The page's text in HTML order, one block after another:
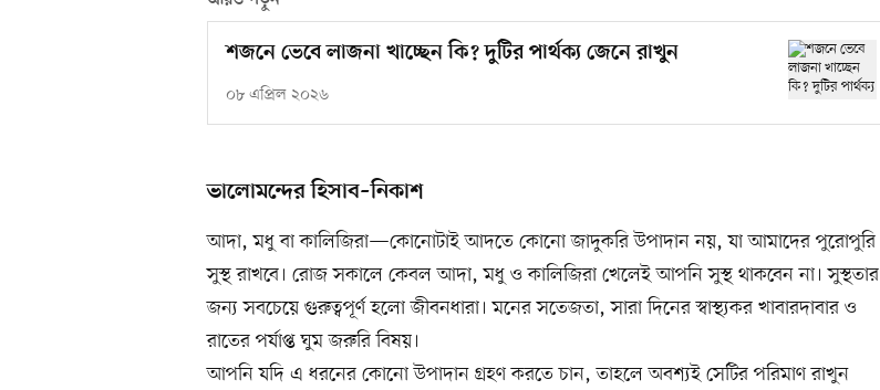
শজনে ভেবে লাজনা খাচ্ছেন কি? দুটির পার্থক্য জেনে রাখুন
০৮ এপ্রিল ২০২৬
ভালোমন্দের হিসাব–নিকাশ
আদা, মধু বা কালিজিরা—কোনোটাই আদতে কোনো জাদুকরি উপাদান নয়, যা আমাদের পুরোপুরি
সুস্থ রাখবে। রোজ সকালে কেবল আদা, মধু ও কালিজিরা খেলেই আপনি সুস্থ থাকবেন না। সুস্থতার
জন্য সবচেয়ে গুরুত্বপূর্ণ হলো জীবনধারা। মনের সতেজতা, সারা দিনের স্বাস্থ্যকর খাবারদাবার ও
রাতের পর্যাপ্ত ঘুম জরুরি বিষয়।
আপনি যদি এ ধরনের কোনো উপাদান গ্রহণ করতে চান, তাহলে অবশ্যই সেটির পরিমাণ রাখুন